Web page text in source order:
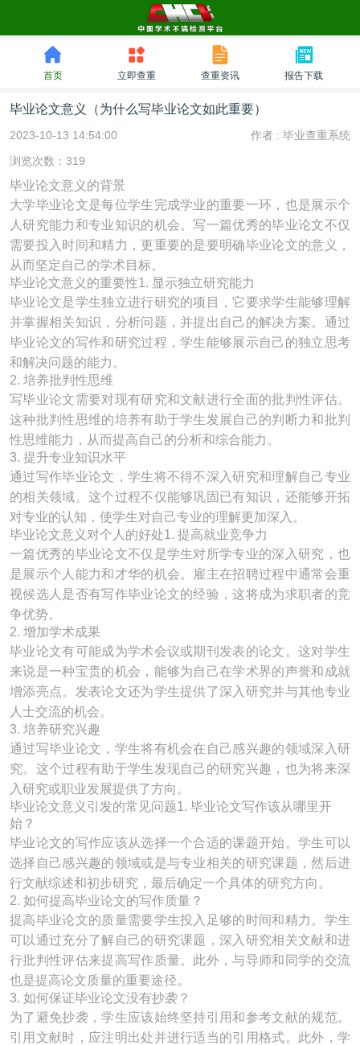
首页 立即查重 查重资讯 报告下载
毕业论文意义（为什么写毕业论文如此重要）
2023-10-13 14:54:00 作者 : 毕业查重系统
浏览次数：319
毕业论文意义的背景
大学毕业论文是每位学生完成学业的重要一环，也是展示个
人研究能力和专业知识的机会。写一篇优秀的毕业论文不仅
需要投入时间和精力，更重要的是要明确毕业论文的意义，
从而坚定自己的学术目标。
毕业论文意义的重要性1. 显示独立研究能力
毕业论文是学生独立进行研究的项目，它要求学生能够理解
并掌握相关知识，分析问题，并提出自己的解决方案。通过
毕业论文的写作和研究过程，学生能够展示自己的独立思考
和解决问题的能力。
2. 培养批判性思维
写毕业论文需要对现有研究和文献进行全面的批判性评估。
这种批判性思维的培养有助于学生发展自己的判断力和批判
性思维能力，从而提高自己的分析和综合能力。
3. 提升专业知识水平
通过写作毕业论文，学生将不得不深入研究和理解自己专业
的相关领域。这个过程不仅能够巩固已有知识，还能够开拓
对专业的认知，使学生对自己专业的理解更加深入。
毕业论文意义对个人的好处1. 提高就业竞争力
一篇优秀的毕业论文不仅是学生对所学专业的深入研究，也
是展示个人能力和才华的机会。雇主在招聘过程中通常会重
视候选人是否有写作毕业论文的经验，这将成为求职者的竞
争优势。
2. 增加学术成果
毕业论文有可能成为学术会议或期刊发表的论文。这对学生
来说是一种宝贵的机会，能够为自己在学术界的声誉和成就
增添亮点。发表论文还为学生提供了深入研究并与其他专业
人士交流的机会。
3. 培养研究兴趣
通过写毕业论文，学生将有机会在自己感兴趣的领域深入研
究。这个过程有助于学生发现自己的研究兴趣，也为将来深
入研究或职业发展提供了方向。
毕业论文意义引发的常见问题1. 毕业论文写作该从哪里开
始？
毕业论文的写作应该从选择一个合适的课题开始。学生可以
选择自己感兴趣的领域或是与专业相关的研究课题，然后进
行文献综述和初步研究，最后确定一个具体的研究方向。
2. 如何提高毕业论文的写作质量？
提高毕业论文的质量需要学生投入足够的时间和精力。学生
可以通过充分了解自己的研究课题，深入研究相关文献和进
行批判性评估来提高写作质量。此外，与导师和同学的交流
也是提高论文质量的重要途径。
3. 如何保证毕业论文没有抄袭？
为了避免抄袭，学生应该始终坚持引用和参考文献的规范。
引用文献时，应注明出处并进行适当的引用格式。此外，学